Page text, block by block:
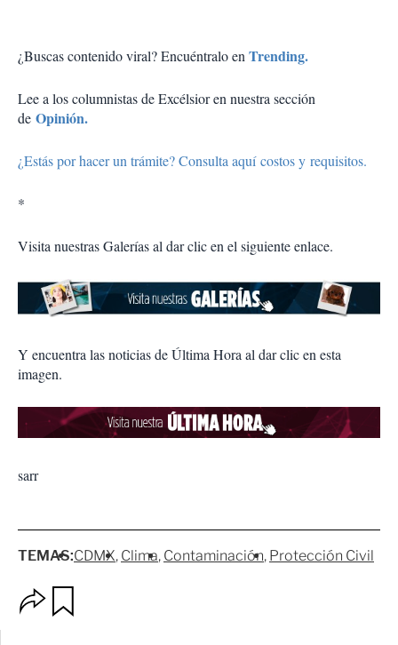
¿Buscas contenido viral? Encuéntralo enTrending.
Lee a los columnistas de Excélsior en nuestra sección
de Opinión.
¿Estás por hacer un trámite? Consulta aquí costos y requisitos.
*
Visita nuestras Galerías al dar clic en el siguiente enlace.
Y encuentra las noticias de Última Hora al dar clic en esta
imagen.
sarr
TEMAS:CDMX Clima Contaminación Protección Civil
p